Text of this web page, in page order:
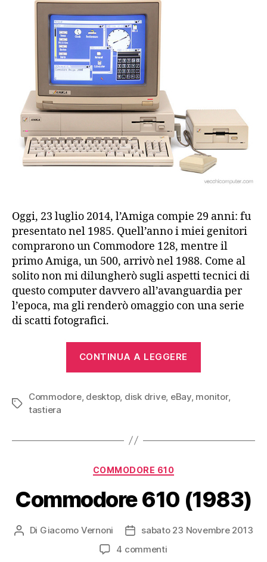
Oggi, 23 luglio 2014, l’Amiga compie 29 anni: fu
presentato nel 1985. Quell’anno i miei genitori
comprarono un Commodore 128, mentre il
primo Amiga, un 500, arrivò nel 1988. Come al
solito non mi dilungherò sugli aspetti tecnici di
questo computer davvero all’avanguardia per
l’epoca, ma gli renderò omaggio con una serie
di scatti fotografici.
CONTINUA A LEGGERE
(1985)”
Tag
Commodore, desktop, disk drive, eBay, monitor,
tastiera
Categorie
COMMODORE 610
Commodore 610 (1983)
Autore
Di Giacomo Vernoni
Data
dell'articolo
sabato 23 Novembre 2013
4 commentisu